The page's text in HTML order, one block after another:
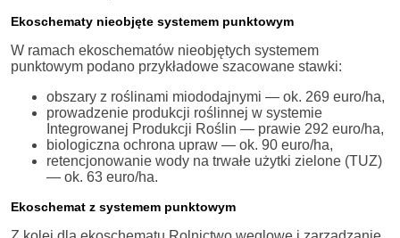
Ekoschematy nieobjęte systemem punktowym
W ramach ekoschematów nieobjętych systemem
punktowym podano przykładowe szacowane stawki:
obszary z roślinami miododajnymi — ok. 269 euro/ha,
prowadzenie produkcji roślinnej w systemie
Integrowanej Produkcji Roślin — prawie 292 euro/ha,
biologiczna ochrona upraw — ok. 90 euro/ha,
retencjonowanie wody na trwałe użytki zielone (TUZ)
— ok. 63 euro/ha.
Ekoschemat z systemem punktowym